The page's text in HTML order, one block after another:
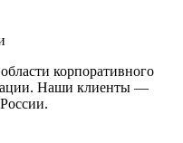
корпоративного
Наши клиенты —